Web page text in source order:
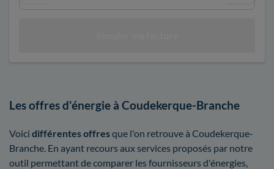
Les offres d'énergie à Coudekerque-Branche
Voici différentes offresque l'on retrouve à Coudekerque-
Branche. En ayant recours aux services proposés par notre
outil permettant de comparer les fournisseurs d'énergies,